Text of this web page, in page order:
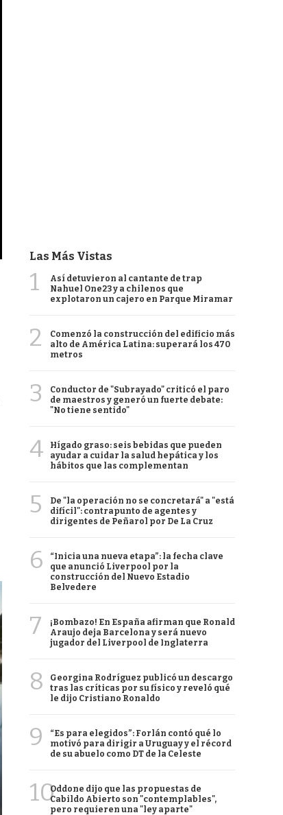
Las Más Vistas
1
Así detuvieron al cantante de trap
Nahuel One23 y a chilenos que
explotaron un cajero en Parque Miramar
2
Comenzó la construcción del edificio más
alto de América Latina: superará los 470
metros
3
Conductor de "Subrayado" criticó el paro
de maestros y generó un fuerte debate:
"No tiene sentido"
4
Hígado graso: seis bebidas que pueden
ayudar a cuidar la salud hepática y los
hábitos que las complementan
5
De "la operación no se concretará" a "está
difícil": contrapunto de agentes y
dirigentes de Peñarol por De La Cruz
6
“Inicia una nueva etapa”: la fecha clave
que anunció Liverpool por la
construcción del Nuevo Estadio
Belvedere
7
¡Bombazo! En España afirman que Ronald
Araujo deja Barcelona y será nuevo
jugador del Liverpool de Inglaterra
8
Georgina Rodríguez publicó un descargo
tras las críticas por su físico y reveló qué
le dijo Cristiano Ronaldo
9
“Es para elegidos”: Forlán contó qué lo
motivó para dirigir a Uruguay y el récord
de su abuelo como DT de la Celeste
10Oddone dijo que las propuestas de
Cabildo Abierto son "contemplables",
pero requieren una "ley aparte"